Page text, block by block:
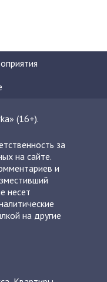
(16+).
за
на сайте.
и
несет
на другие